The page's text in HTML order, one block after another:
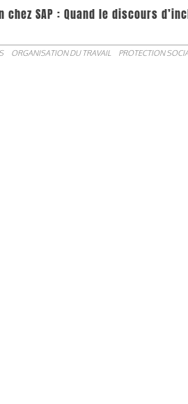
SAP : Quand le discours
ORGANISATION DU TRAVAIL PROTECTION